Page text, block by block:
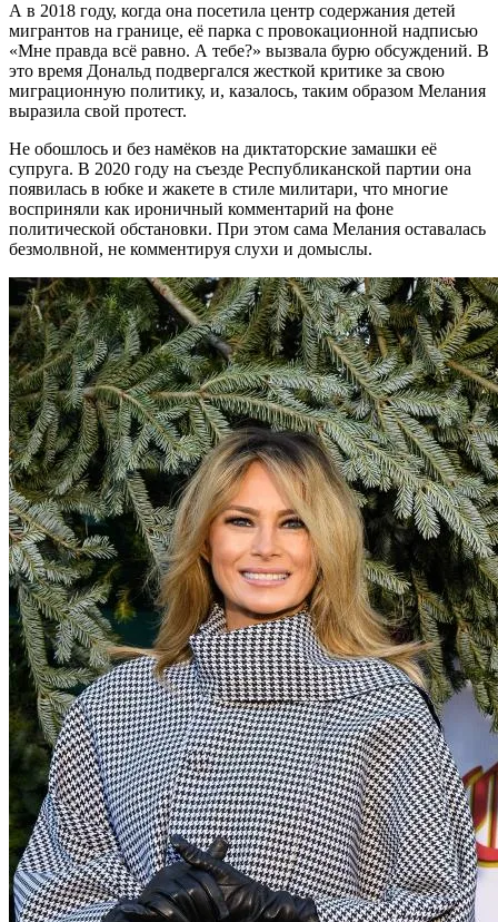
А в 2018 году, когда она посетила центр содержания детей
мигрантов на границе, её парка с провокационной надписью
«Мне правда всё равно. А тебе?» вызвала бурю обсуждений. В
это время Дональд подвергался жесткой критике за свою
миграционную политику, и, казалось, таким образом Мелания
выразила свой протест.
Не обошлось и без намёков на диктаторские замашки её
супруга. В 2020 году на съезде Республиканской партии она
появилась в юбке и жакете в стиле милитари, что многие
восприняли как ироничный комментарий на фоне
политической обстановки. При этом сама Мелания оставалась
безмолвной, не комментируя слухи и домыслы.